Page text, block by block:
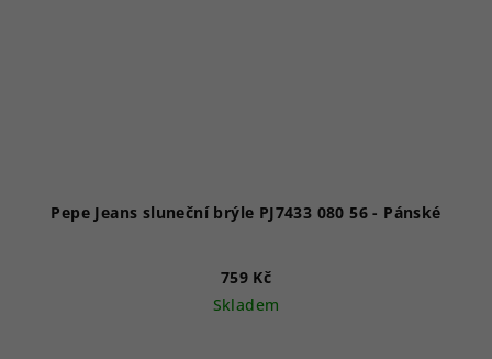
Pepe Jeans sluneční brýle PJ7433 080 56 - Pánské
759 Kč
Skladem